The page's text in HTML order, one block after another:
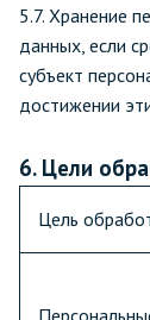
5.7. Хранение
данных, если
субъект
достижении
6. Цели
Цель